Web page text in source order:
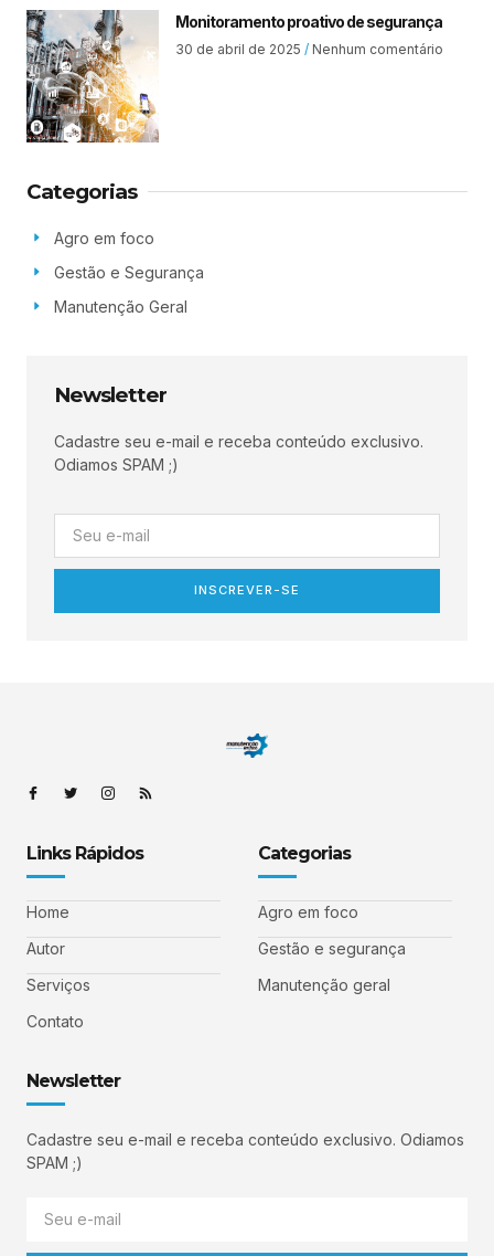
Monitoramento proativo de segurança
30 de abril de 2025 Nenhum comentário
Categorias
Agro em foco
Gestão e Segurança
Manutenção Geral
Newsletter
Cadastre seu e-mail e receba conteúdo exclusivo.
Odiamos SPAM ;)
INSCREVER-SE
Links Rápidos
Home
Autor
Serviços
Contato
Categorias
Agro em foco
Gestão e segurança
Manutenção geral
Newsletter
Cadastre seu e-mail e receba conteúdo exclusivo. Odiamos
SPAM ;)